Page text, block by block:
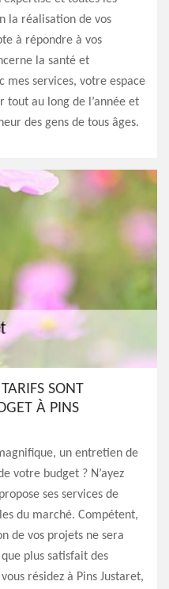
la réalisation de vos
à répondre à vos
la santé et
mes services, votre espace
tout au long de l’année et
des gens de tous âges.
SONT
À PINS
un entretien de
votre budget ? N’ayez
ses services de
du marché. Compétent,
de vos projets ne sera
plus satisfait des
résidez à Pins Justaret,